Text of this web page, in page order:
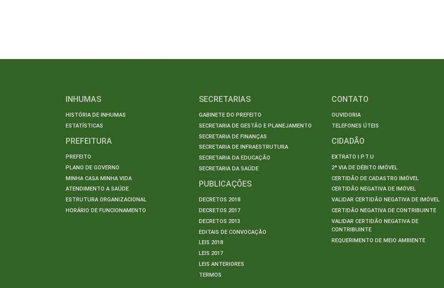
INHUMAS
HISTÓRIA DE INHUMAS
ESTATÍSTICAS
PREFEITURA
PREFEITO
PLANO DE GOVERNO
MINHA CASA MINHA VIDA
ATENDIMENTO A SAÚDE
ESTRUTURA ORGANIZACIONAL
HORÁRIO DE FUNCIONAMENTO
SECRETARIAS
GABINETE DO PREFEITO
SECRETARIA DE GESTÃO E PLANEJAMENTO
SECRETARIA DE FINANÇAS
SECRETARIA DE INFRAESTRUTURA
SECRETARIA DA EDUCAÇÃO
SECRETARIA DA SAÚDE
PUBLICAÇÕES
DECRETOS 2018
DECRETOS 2017
DECRETOS 2013
EDITAIS DE CONVOCAÇÃO
LEIS 2018
LEIS 2017
LEIS ANTERIORES
TERMOS
CONTATO
OUVIDORIA
TELEFONES ÚTEIS
CIDADÃO
EXTRATO I.P.T.U
2ª VIA DE DÉBITO IMÓVEL
CERTIDÃO DE CADASTRO IMÓVEL
CERTIDÃO NEGATIVA DE IMÓVEL
VALIDAR CERTIDÃO NEGATIVA DE IMÓVEL
CERTIDÃO NEGATIVA DE CONTRIBUINTE
VALIDAR CERTIDÃO NEGATIVA DE
CONTRIBUINTE
REQUERIMENTO DE MEIO AMBIENTE